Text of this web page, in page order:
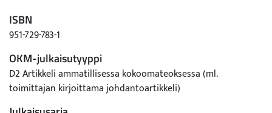
ISBN
951-729-783-1
OKM-julkaisutyyppi
D2 Artikkeli ammatillisessa kokoomateoksessa (ml.
toimittajan kirjoittama johdantoartikkeli)